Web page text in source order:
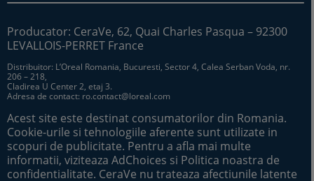
Producator: CeraVe, 62, Quai Charles Pasqua – 92300
LEVALLOIS-PERRET France
Distribuitor: L’Oreal Romania, Bucuresti, Sector 4, Calea Serban Voda, nr.
206 – 218,
Cladirea U Center 2, etaj 3.​
Adresa de contact: ro.contact@loreal.com
Acest site este destinat consumatorilor din Romania.
Cookie-urile si tehnologiile aferente sunt utilizate in
scopuri de publicitate. Pentru a afla mai multe
informatii, viziteaza AdChoices si Politica noastra de
confidentialitate. CeraVe nu trateaza afectiunile latente